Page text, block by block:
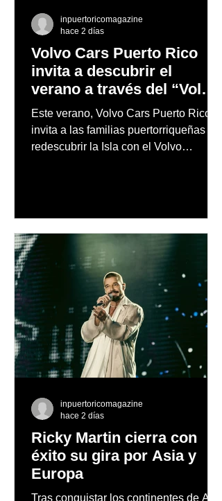
Volvo Cars Puerto Rico
invita a descubrir el
verano a través del “Volvo
Summer Road Trip”
Este verano, Volvo Cars Puerto Rico
invita a las familias puertorriqueñas a
redescubrir la Isla con el Volvo
inpuertoricomagazine
hace 2 días
Ricky Martin cierra con
éxito su gira por Asia y
Europa
Tras conquistar los continentes de Asia
inpuertoricomagazine
hace 2 días